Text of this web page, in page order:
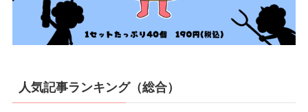
人気記事ランキング（総合）